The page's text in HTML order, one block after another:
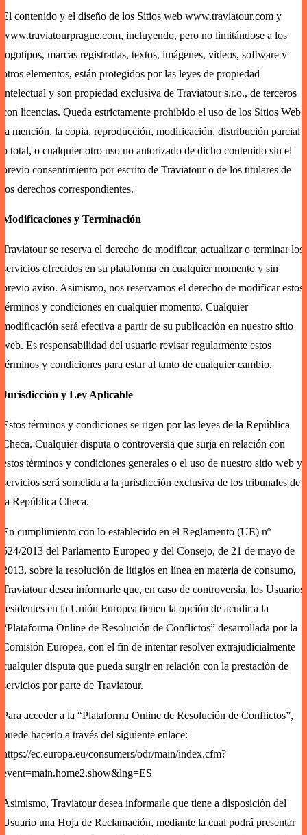
El contenido y el diseño de los Sitios web www.traviatour.com y
www.traviatourprague.com, incluyendo, pero no limitándose a los
logotipos, marcas registradas, textos, imágenes, videos, software y
otros elementos, están protegidos por las leyes de propiedad
intelectual y son propiedad exclusiva de Traviatour s.r.o., de terceros
con licencias. Queda estrictamente prohibido el uso de los Sitios Web,
la mención, la copia, reproducción, modificación, distribución parcial
o total, o cualquier otro uso no autorizado de dicho contenido sin el
previo consentimiento por escrito de Traviatour o de los titulares de
los derechos correspondientes.
Modificaciones y Terminación
Traviatour se reserva el derecho de modificar, actualizar o terminar los
servicios ofrecidos en su plataforma en cualquier momento y sin
previo aviso. Asimismo, nos reservamos el derecho de modificar estos
términos y condiciones en cualquier momento. Cualquier
modificación será efectiva a partir de su publicación en nuestro sitio
web. Es responsabilidad del usuario revisar regularmente estos
términos y condiciones para estar al tanto de cualquier cambio.
Jurisdicción y Ley Aplicable
Estos términos y condiciones se rigen por las leyes de la República
Checa. Cualquier disputa o controversia que surja en relación con
estos términos y condiciones generales o el uso de nuestro sitio web y
servicios será sometida a la jurisdicción exclusiva de los tribunales de
la República Checa.
En cumplimiento con lo establecido en el Reglamento (UE) nº
524/2013 del Parlamento Europeo y del Consejo, de 21 de mayo de
2013, sobre la resolución de litigios en línea en materia de consumo,
Traviatour desea informarle que, en caso de controversia, los Usuarios
residentes en la Unión Europea tienen la opción de acudir a la
“Plataforma Online de Resolución de Conflictos” desarrollada por la
Comisión Europea, con el fin de intentar resolver extrajudicialmente
cualquier disputa que pueda surgir en relación con la prestación de
servicios por parte de Traviatour.
Para acceder a la “Plataforma Online de Resolución de Conflictos”,
puede hacerlo a través del siguiente enlace:
https://ec.europa.eu/consumers/odr/main/index.cfm?
event=main.home2.show&lng=ES
Asimismo, Traviatour desea informarle que tiene a disposición del
Usuario una Hoja de Reclamación, mediante la cual podrá presentar